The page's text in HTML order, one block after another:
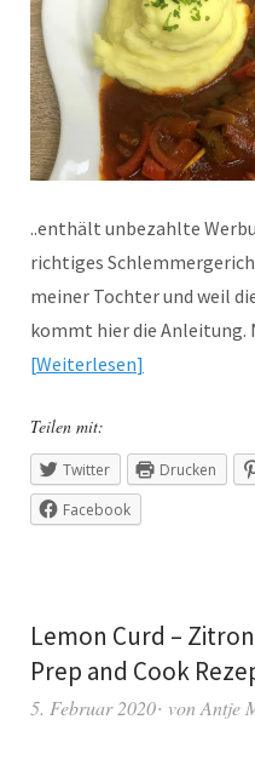
..enthält unbezahlte
richtiges
meiner Tochter und weil
kommt hier die
Weiterlesen
Teilen mit:
Twitter Drucken
Facebook
Lemon Curd –
Prep and Cook
5. Februar 2020 vonAntje